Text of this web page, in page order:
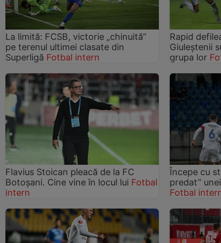
La limită: FCSB, victorie „chinuită”
pe terenul ultimei clasate din
Superligă Fotbal intern
Rapid
Giuleștenii
grupa lor
Flavius Stoican pleacă de la FC
Botoșani. Cine vine în locul lui Fotbal
intern
Începe cu
predat”
Fotbal